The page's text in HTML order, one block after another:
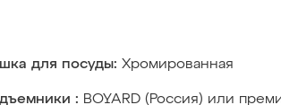
для посуды: Хромированная
: BOYARD (Россия) или